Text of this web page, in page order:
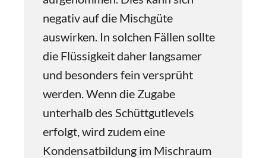
negativ auf die Mischgüte
auswirken. In solchen Fällen sollte
die Flüssigkeit daher langsamer
und besonders fein versprüht
werden. Wenn die Zugabe
unterhalb des Schüttgutlevels
erfolgt, wird zudem eine
Kondensatbildung im Mischraum